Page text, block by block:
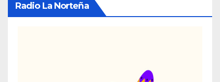
Radio La Norteña